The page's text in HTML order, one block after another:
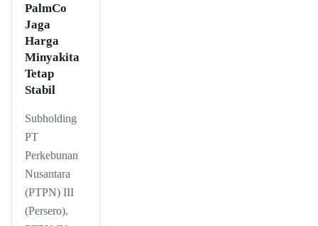
PalmCo
Jaga
Harga
Minyakita
Tetap
Stabil
Subholding
PT
Perkebunan
Nusantara
(PTPN) III
(Persero),